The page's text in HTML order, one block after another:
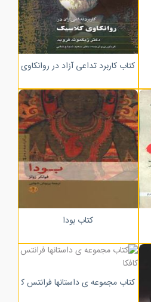
کتاب کاربرد تداعی آزاد در روانکاوی
کتاب بودا
کتاب مجموعه ی داستانها فرانتس کافکا